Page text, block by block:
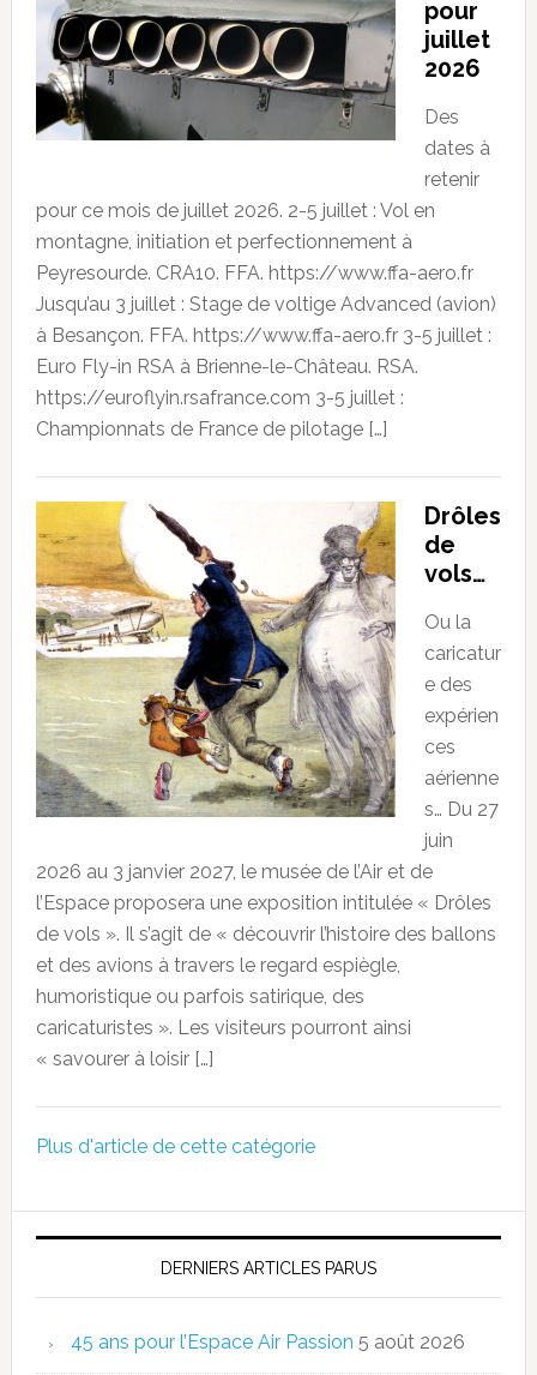
pour
juillet
2026
Des
dates à
retenir
pour ce mois de juillet 2026. 2-5 juillet : Vol en
montagne, initiation et perfectionnement à
Peyresourde. CRA10. FFA. https://www.ffa-aero.fr
Jusqu’au 3 juillet : Stage de voltige Advanced (avion)
à Besançon. FFA. https://www.ffa-aero.fr 3-5 juillet :
Euro Fly-in RSA à Brienne-le-Château. RSA.
https://euroflyin.rsafrance.com 3-5 juillet :
Championnats de France de pilotage […]
Drôles
de
vols…
Ou la
caricatur
e des
expérien
ces
aérienne
s… Du 27
juin
2026 au 3 janvier 2027, le musée de l’Air et de
l’Espace proposera une exposition intitulée « Drôles
de vols ». Il s’agit de « découvrir l’histoire des ballons
et des avions à travers le regard espiègle,
humoristique ou parfois satirique, des
caricaturistes ». Les visiteurs pourront ainsi
« savourer à loisir […]
Plus d'article de cette catégorie
DERNIERS ARTICLES PARUS
45 ans pour l’Espace Air Passion 5 août 2026